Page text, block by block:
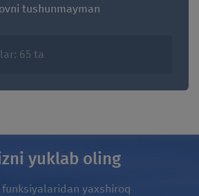
tushunmayman
65 ta
yuklab oling
yaxshiroq